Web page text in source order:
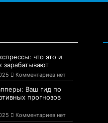
что это и
зарабатывают
Комментариев нет
Ваш гид по
прогнозов
Комментариев нет